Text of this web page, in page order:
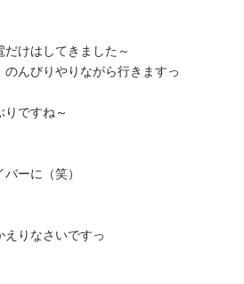
けはしてきました～
んびりやりながら行きますっ
りですね～
ーに（笑）
えりなさいですっ